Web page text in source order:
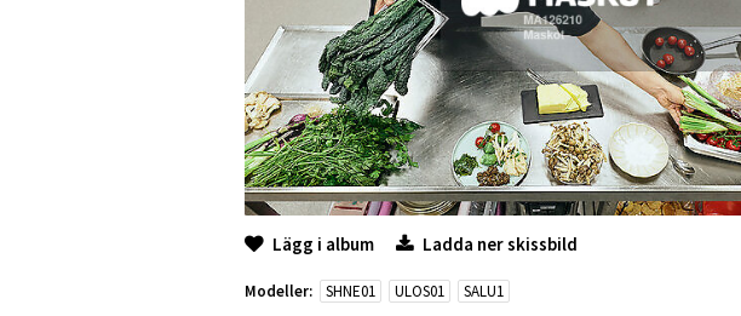
Lägg i album Ladda ner skissbild
Modeller: SHNE01 ULOS01 SALU1